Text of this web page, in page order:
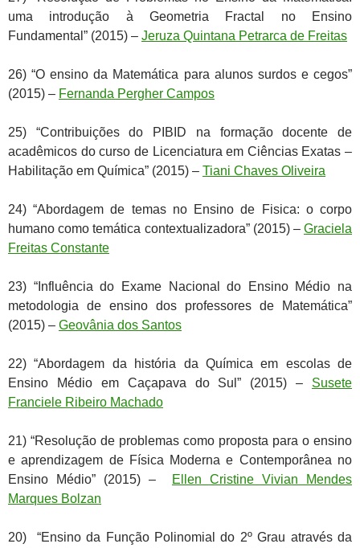
uma introdução à Geometria Fractal no Ensino
Fundamental” (2015) – Jeruza Quintana Petrarca de Freitas
26) “O ensino da Matemática para alunos surdos e cegos”
(2015) – Fernanda Pergher Campos
25) “Contribuições do PIBID na formação docente de
acadêmicos do curso de Licenciatura em Ciências Exatas –
Habilitação em Química” (2015) – Tiani Chaves Oliveira
24) “Abordagem de temas no Ensino de Fisica: o corpo
humano como temática contextualizadora” (2015) – Graciela
Freitas Constante
23) “Influência do Exame Nacional do Ensino Médio na
metodologia de ensino dos professores de Matemática”
(2015) – Geovânia dos Santos
22) “Abordagem da história da Química em escolas de
Ensino Médio em Caçapava do Sul” (2015) – Susete
Franciele Ribeiro Machado
21) “Resolução de problemas como proposta para o ensino
e aprendizagem de Física Moderna e Contemporânea no
Ensino Médio” (2015) –
Ellen Cristine Vivian Mendes
Marques Bolzan
20) “Ensino da Função Polinomial do 2º Grau através da